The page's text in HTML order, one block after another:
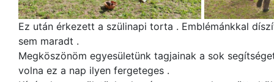
Ez után érkezett a szülinapi torta . Emblémánkkal
sem maradt .
Megköszönöm egyesületünk tagjainak a sok
volna ez a nap ilyen fergeteges .